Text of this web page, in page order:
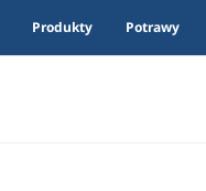
Produkty Potrawy